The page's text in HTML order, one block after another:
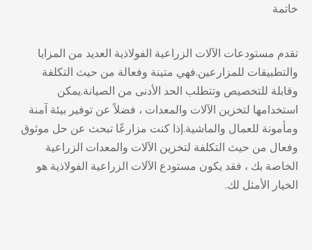
خاتمة
تقدم مستودعات الآلات الزراعية الفولاذية العديد من المزايا
والتطبيقات للمزارعين.فهي متينة وفعالة من حيث التكلفة
وقابلة للتخصيص وتتطلب الحد الأدنى من الصيانة.يمكن
استخدامها لتخزين الآلات والمعدات ، فضلاً عن توفير بيئة آمنة
ومأمونة للعمال والماشية.إذا كنت مزارعًا تبحث عن حل موثوق
وفعال من حيث التكلفة لتخزين الآلات والمعدات الزراعية
الخاصة بك ، فقد يكون مستودع الآلات الزراعية الفولاذية هو
الخيار الأمثل لك.